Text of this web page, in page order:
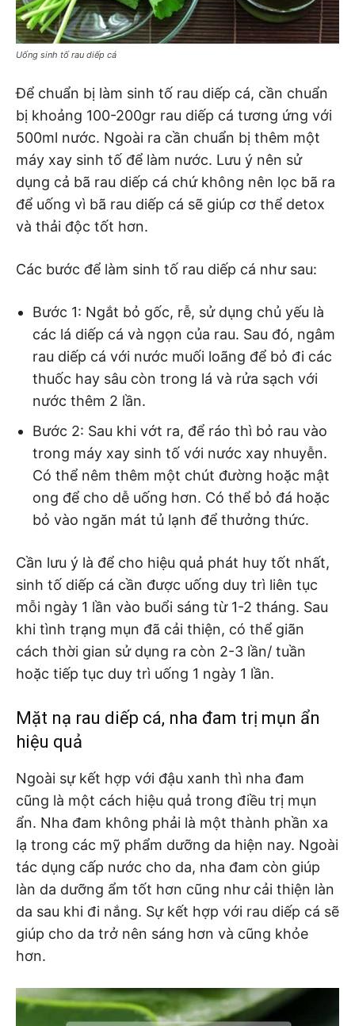
Uống sinh tố rau diếp cá
Để chuẩn bị làm sinh tố rau diếp cá, cần chuẩn
bị khoảng 100-200gr rau diếp cá tương ứng với
500ml nước. Ngoài ra cần chuẩn bị thêm một
máy xay sinh tố để làm nước. Lưu ý nên sử
dụng cả bã rau diếp cá chứ không nên lọc bã ra
để uống vì bã rau diếp cá sẽ giúp cơ thể detox
và thải độc tốt hơn.
Các bước để làm sinh tố rau diếp cá như sau:
Bước 1: Ngắt bỏ gốc, rễ, sử dụng chủ yếu là
các lá diếp cá và ngọn của rau. Sau đó, ngâm
rau diếp cá với nước muối loãng để bỏ đi các
thuốc hay sâu còn trong lá và rửa sạch với
nước thêm 2 lần.
Bước 2: Sau khi vớt ra, để ráo thì bỏ rau vào
trong máy xay sinh tố với nước xay nhuyễn.
Có thể nêm thêm một chút đường hoặc mật
ong để cho dễ uống hơn. Có thể bỏ đá hoặc
bỏ vào ngăn mát tủ lạnh để thưởng thức.
Cần lưu ý là để cho hiệu quả phát huy tốt nhất,
sinh tố diếp cá cần được uống duy trì liên tục
mỗi ngày 1 lần vào buổi sáng từ 1-2 tháng. Sau
khi tình trạng mụn đã cải thiện, có thể giãn
cách thời gian sử dụng ra còn 2-3 lần/ tuần
hoặc tiếp tục duy trì uống 1 ngày 1 lần.
Mặt nạ rau diếp cá, nha đam trị mụn ẩn
hiệu quả
Ngoài sự kết hợp với đậu xanh thì nha đam
cũng là một cách hiệu quả trong điều trị mụn
ẩn. Nha đam không phải là một thành phần xa
lạ trong các mỹ phẩm dưỡng da hiện nay. Ngoài
tác dụng cấp nước cho da, nha đam còn giúp
làn da dưỡng ẩm tốt hơn cũng như cải thiện làn
da sau khi đi nắng. Sự kết hợp với rau diếp cá sẽ
giúp cho da trở nên sáng hơn và cũng khỏe
hơn.